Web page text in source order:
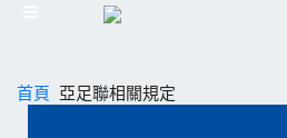
首頁 亞足聯相關規定